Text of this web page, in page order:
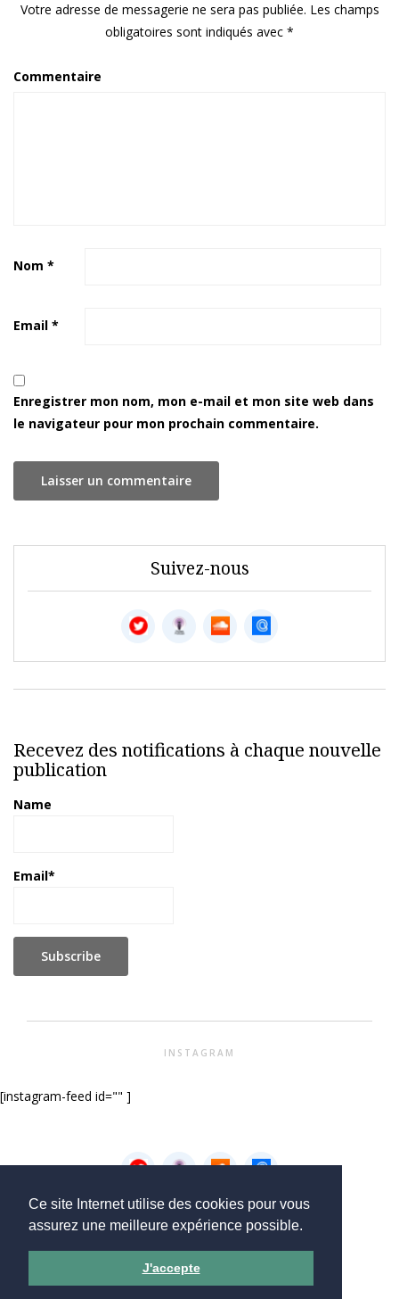
Ce site Internet utilise des cookies pour vous
assurez une meilleure expérience possible.
J'accepte
Votre adresse de messagerie ne sera pas publiée. Les champs
obligatoires sont indiqués avec *
Commentaire
Nom *
Email *
Enregistrer mon nom, mon e-mail et mon site web dans
le navigateur pour mon prochain commentaire.
Suivez-nous
Recevez des notifications à chaque nouvelle
publication
Name
Email*
INSTAGRAM
[instagram-feed id="" ]
Accueil Nos podcasts
Qui sommes nous
Copyright © 2026 - CookingOut